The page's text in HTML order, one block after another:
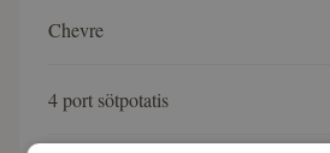
Chevre
4 port sötpotatis